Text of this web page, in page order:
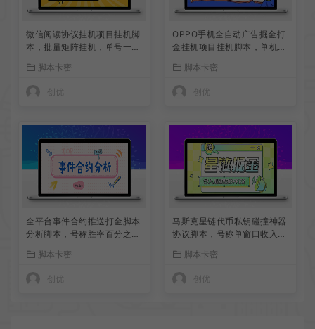
微信阅读协议挂机项目挂机脚
本，批量矩阵挂机，单号一天
脚本卡密
OPPO手机全自动广告掘金打
金挂机项目挂机脚本，单机一
脚本卡密
全平台事件合约推送打金脚本
分析脚本，号称胜率百分之90
脚本卡密
马斯克星链代币私钥碰撞神器
协议脚本，号称单窗口收入四
脚本卡密